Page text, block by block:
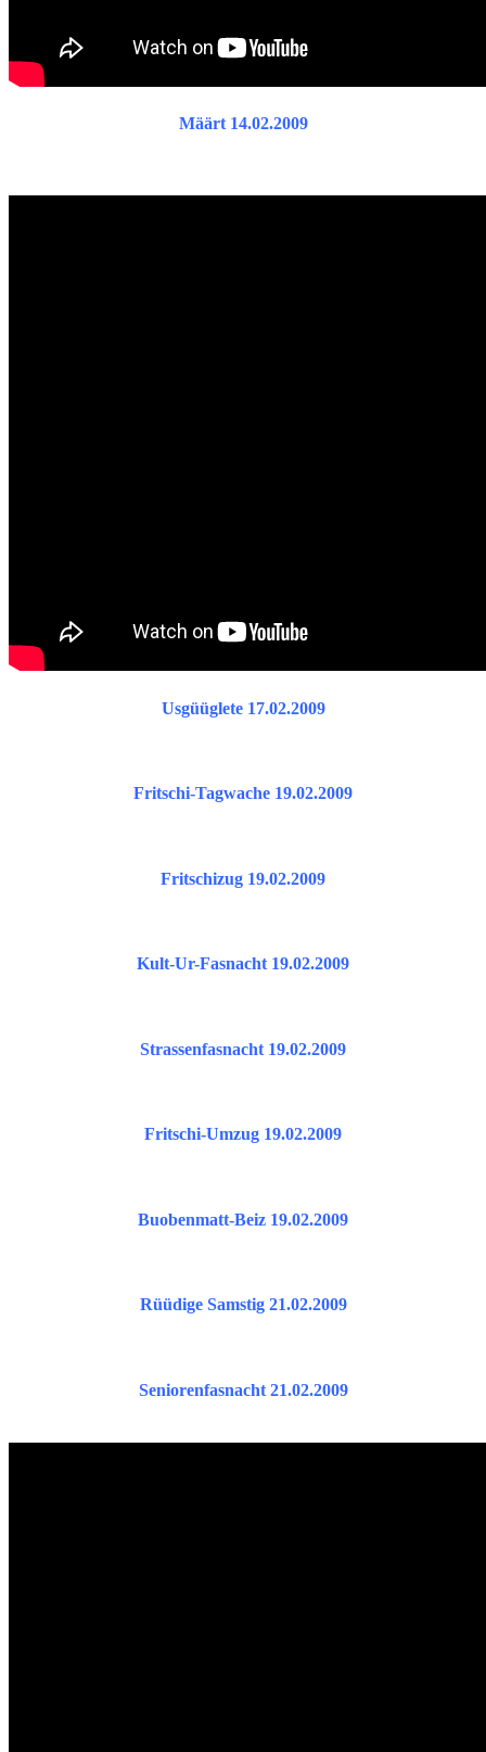
Määrt 14.02.2009
Usgüüglete 17.02.2009
Fritschi-Tagwache 19.02.2009
Fritschizug 19.02.2009
Kult-Ur-Fasnacht 19.02.2009
Strassenfasnacht 19.02.2009
Fritschi-Umzug 19.02.2009
Buobenmatt-Beiz 19.02.2009
Rüüdige Samstig 21.02.2009
Seniorenfasnacht 21.02.2009